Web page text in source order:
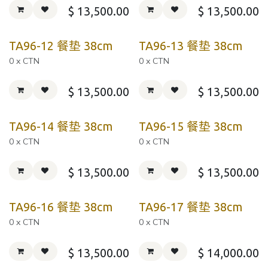
$ 13,500.00 $ 13,500.00
TA96-12 餐垫 38cm
0 x CTN
$ 13,500.00
TA96-13 餐垫 38cm
0 x CTN
$ 13,500.00
TA96-14 餐垫 38cm
0 x CTN
$ 13,500.00
TA96-15 餐垫 38cm
0 x CTN
$ 13,500.00
TA96-16 餐垫 38cm
0 x CTN
$ 13,500.00
TA96-17 餐垫 38cm
0 x CTN
$ 14,000.00